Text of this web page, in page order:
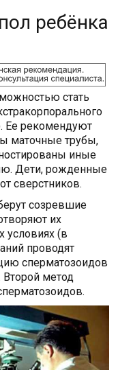
ребёнка
стать
Ее рекомендуют
маточные трубы,
иные
Дети, рожденные
сверстников.
созревшие
их
условиях (в
проводят
сперматозоидов
метод